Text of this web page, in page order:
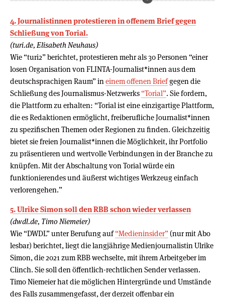
4. Journalistinnen protestieren in offenem Brief gegen
Schließung von Torial.
(turi.de, Elisabeth Neuhaus)
Wie “turi2” berichtet, protestieren mehr als 30 Personen “einer
losen Organisation von FLINTA-Journalist*innen aus dem
deutschsprachigen Raum” in einem offenen Briefgegen die
Schließung des Journalismus-Netzwerks “Torial”. Sie fordern,
die Plattform zu erhalten: “Torial ist eine einzigartige Plattform,
die es Redaktionen ermöglicht, freiberufliche Journalist*innen
zu spezifischen Themen oder Regionen zu finden. Gleichzeitig
bietet sie freien Journalist*innen die Möglichkeit, ihr Portfolio
zu präsentieren und wertvolle Verbindungen in der Branche zu
knüpfen. Mit der Abschaltung von Torial würde ein
funktionierendes und äußerst wichtiges Werkzeug einfach
verlorengehen.”
5. Ulrike Simon soll den RBB schon wieder verlassen
(dwdl.de, Timo Niemeier)
Wie “DWDL” unter Berufung auf“Medieninsider” (nur mit Abo
lesbar) berichtet, liegt die langjährige Medienjournalistin Ulrike
Simon, die 2021 zum RBB wechselte, mit ihrem Arbeitgeber im
Clinch. Sie soll den öffentlich-rechtlichen Sender verlassen.
Timo Niemeier hat die möglichen Hintergründe und Umstände
des Falls zusammengefasst, der derzeit offenbar ein